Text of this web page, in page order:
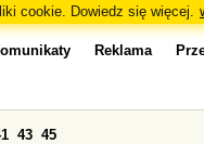
cookie. Dowiedz się więcej.
Reklama
43 45